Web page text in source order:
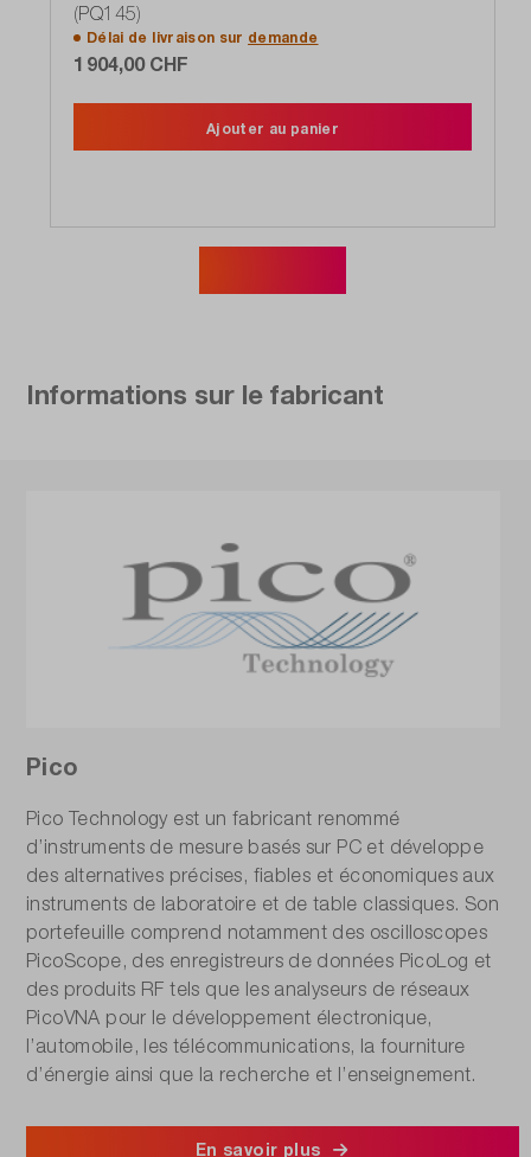
(PQ145)
Délai de livraison sur demande
1 904,00 CHF
Ajouter au panier
Informations sur le fabricant
Pico
Pico Technology est un fabricant renommé
d’instruments de mesure basés sur PC et développe
des alternatives précises, fiables et économiques aux
instruments de laboratoire et de table classiques. Son
portefeuille comprend notamment des oscilloscopes
PicoScope, des enregistreurs de données PicoLog et
des produits RF tels que les analyseurs de réseaux
PicoVNA pour le développement électronique,
l’automobile, les télécommunications, la fourniture
d’énergie ainsi que la recherche et l’enseignement.
En savoir plus